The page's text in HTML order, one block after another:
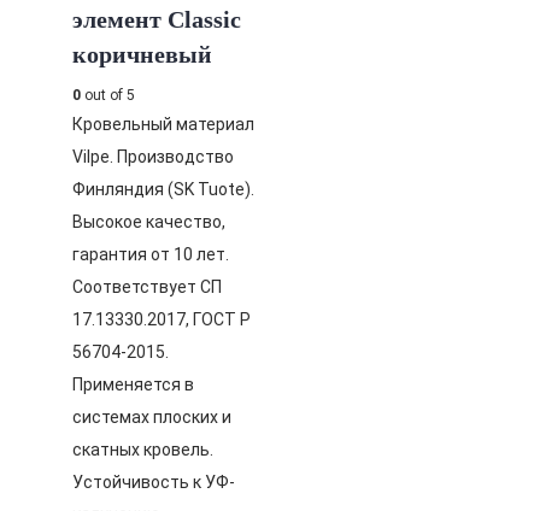
элемент Classic
коричневый
0 out of 5
Кровельный материал
Vilpe. Производство
Финляндия (SK Tuote).
Высокое качество,
гарантия от 10 лет.
Соответствует СП
17.13330.2017, ГОСТ Р
56704-2015.
Применяется в
системах плоских и
скатных кровель.
Устойчивость к УФ-